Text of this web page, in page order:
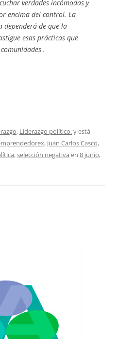
verdades incómodas y
encima del control. La
dependerá de que la
esas prácticas que
.
, Liderazgo político.y está
, Juan Carlos Casco,
,selección negativa en 8 junio,